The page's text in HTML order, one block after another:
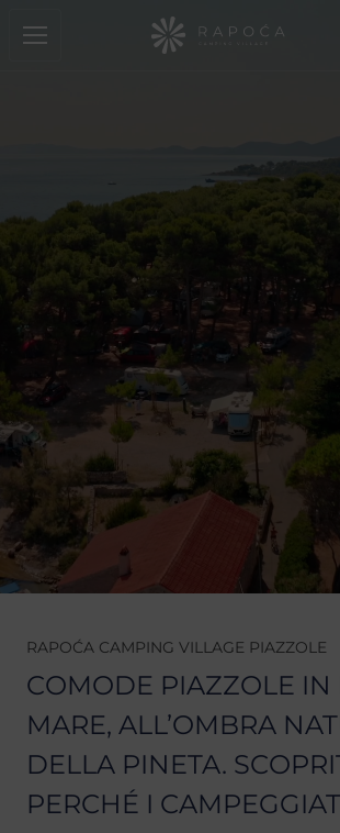
RAPOĆA CAMPING VILLAGE PIAZZOLE
COMODE PIAZZOLE IN
MARE, ALL’OMBRA
DELLA PINETA.
PERCHÉ I